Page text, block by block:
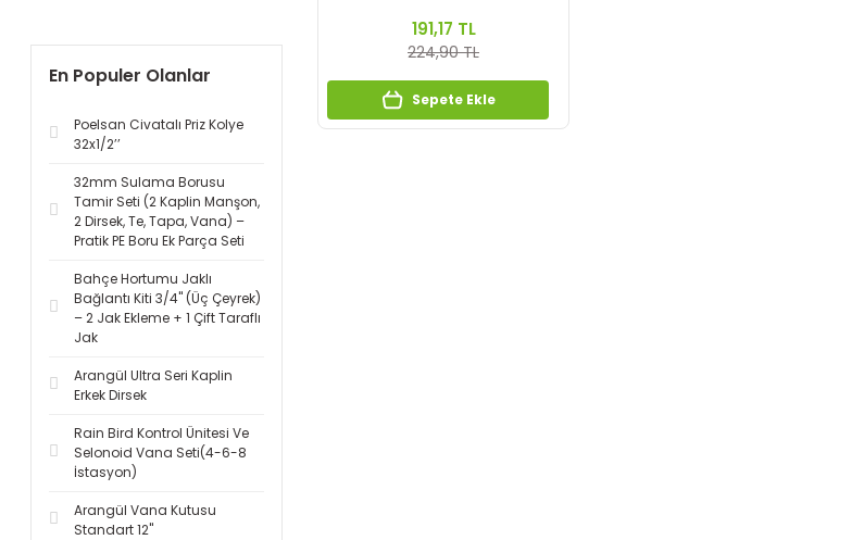
En Populer Olanlar
Poelsan Civatalı Priz Kolye
32x1/2’’
32mm Sulama Borusu
Tamir Seti (2 Kaplin Manşon,
2 Dirsek, Te, Tapa, Vana) –
Pratik PE Boru Ek Parça Seti
Bahçe Hortumu Jaklı
Bağlantı Kiti 3/4'' (Üç Çeyrek)
– 2 Jak Ekleme + 1 Çift Taraflı
Jak
Arangül Ultra Seri Kaplin
Erkek Dirsek
Rain Bird Kontrol Ünitesi Ve
Selonoid Vana Seti(4-6-8
İstasyon)
Arangül Vana Kutusu
Standart 12''
191,17 TL
224,90 TL
Sepete Ekle